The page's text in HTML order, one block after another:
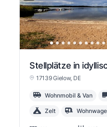
17139 Gielow, DE
Wohnmobil & Van
Zelt